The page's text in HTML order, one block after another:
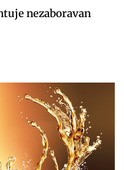
nezaboravan